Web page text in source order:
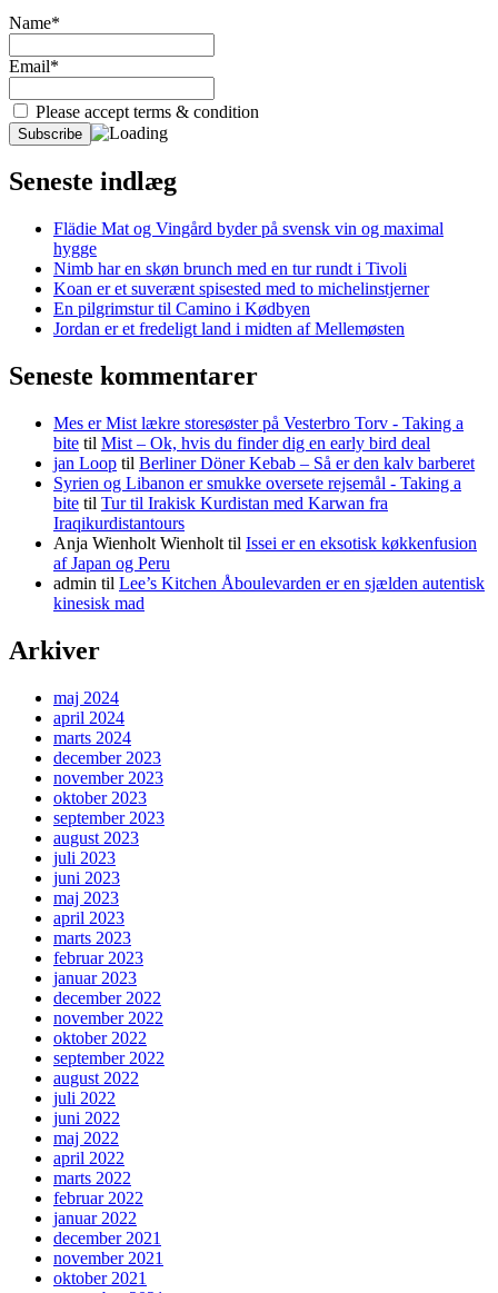
Name*
Email*
Please accept terms & condition
Seneste indlæg
Flädie Mat og Vingård byder på svensk vin og maximal
hygge
Nimb har en skøn brunch med en tur rundt i Tivoli
Koan er et suverænt spisested med to michelinstjerner
En pilgrimstur til Camino i Kødbyen
Jordan er et fredeligt land i midten af Mellemøsten
Seneste kommentarer
Mes er Mist lækre storesøster på Vesterbro Torv - Taking a
bite til Mist – Ok, hvis du finder dig en early bird deal
jan Loop til Berliner Döner Kebab – Så er den kalv barberet
Syrien og Libanon er smukke oversete rejsemål - Taking a
bite til Tur til Irakisk Kurdistan med Karwan fra
Iraqikurdistantours
Anja Wienholt Wienholt til Issei er en eksotisk køkkenfusion
af Japan og Peru
admin til Lee’s Kitchen Åboulevarden er en sjælden autentisk
kinesisk mad
Arkiver
maj 2024
april 2024
marts 2024
december 2023
november 2023
oktober 2023
september 2023
august 2023
juli 2023
juni 2023
maj 2023
april 2023
marts 2023
februar 2023
januar 2023
december 2022
november 2022
oktober 2022
september 2022
august 2022
juli 2022
juni 2022
maj 2022
april 2022
marts 2022
februar 2022
januar 2022
december 2021
november 2021
oktober 2021